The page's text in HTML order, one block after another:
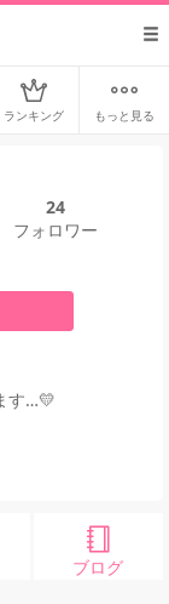
ランキング もっと見る
24
フォロワー
す…💛
ブログ